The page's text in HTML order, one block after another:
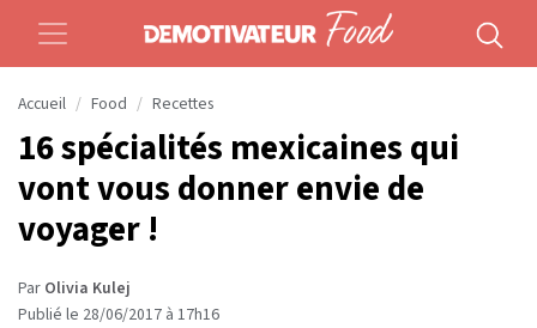
Accueil Food Recettes
16 spécialités mexicaines qui
vont vous donner envie de
voyager !
Par Olivia Kulej
Publié le 28/06/2017 à 17h16